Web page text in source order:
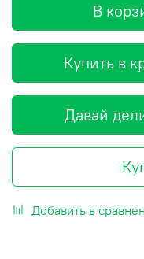
В
Купить в
Давай
Добавить в